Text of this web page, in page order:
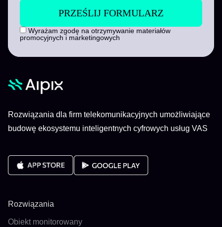
Wyrażam zgodę na otrzymywanie materiałów
promocyjnych i marketingowych
Rozwiązania dla firm telekomunikacyjnych umożliwiające
budowę ekosystemu inteligentnych cyfrowych usług VAS
Rozwiązania
Obiekt monitorowany